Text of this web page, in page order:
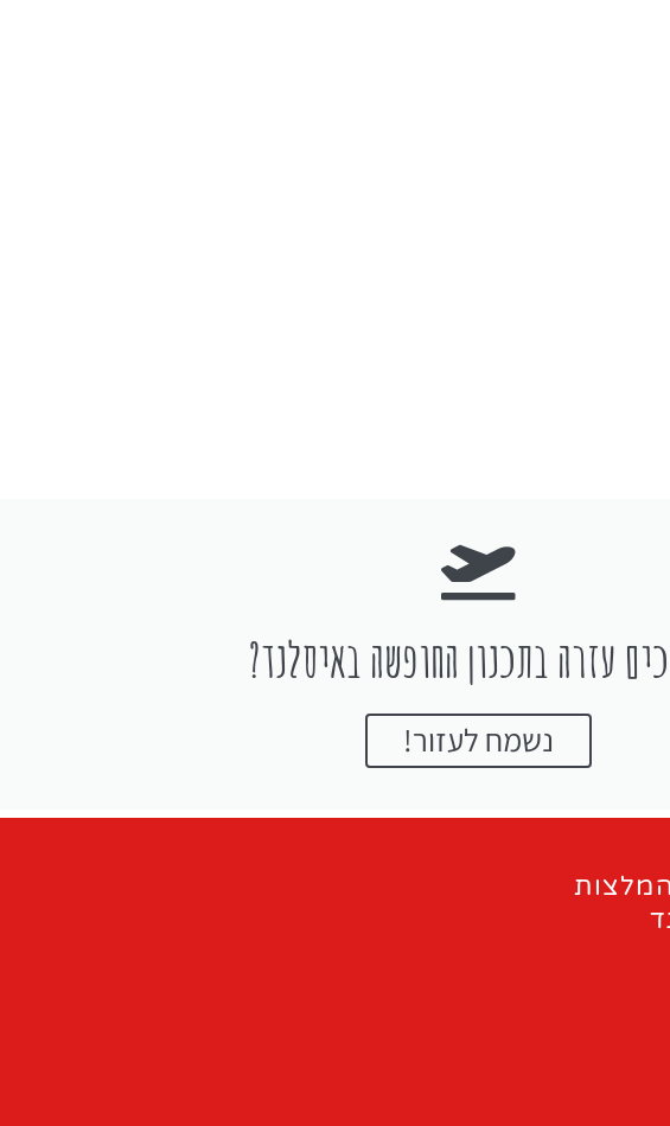
עזרה בתכנון החופשה באיסלנד?
נשמח לעזור!